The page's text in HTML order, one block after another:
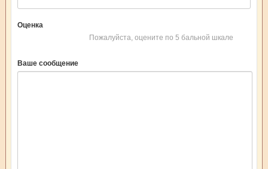
Оценка
Пожалуйста, оцените по 5 бальной шкале
Ваше сообщение